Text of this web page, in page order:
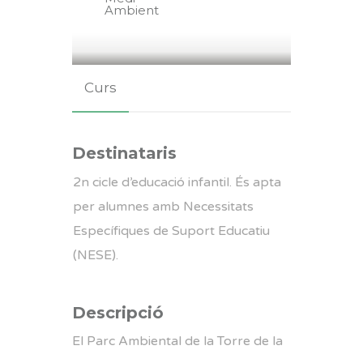
Ambient
Curs
Destinataris
2n cicle d’educació infantil. És apta
per alumnes amb Necessitats
Específiques de Suport Educatiu
(NESE).
Descripció
El Parc Ambiental de la Torre de la